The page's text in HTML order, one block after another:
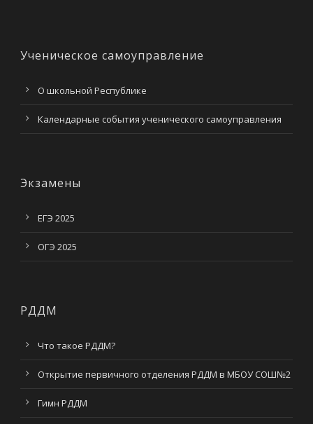
Ученическое самоуправление
О школьной Республике
Календарные события ученического самоуправления
Экзамены
ЕГЭ 2025
ОГЭ 2025
РДДМ
Что такое РДДМ?
Открытие первичного отделения РДДМ в МБОУ СОШ№2
Гимн РДДМ